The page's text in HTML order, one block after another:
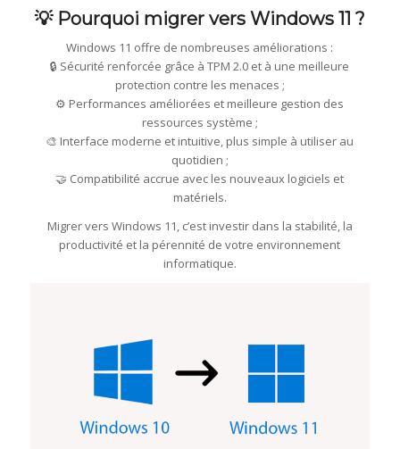
💡 Pourquoi migrer vers Windows 11 ?
Windows 11 offre de nombreuses améliorations :
🔒 Sécurité renforcée grâce à TPM 2.0 et à une meilleure
protection contre les menaces ;
⚙️ Performances améliorées et meilleure gestion des
ressources système ;
🎨 Interface moderne et intuitive, plus simple à utiliser au
quotidien ;
🤝 Compatibilité accrue avec les nouveaux logiciels et
matériels.
Migrer vers Windows 11, c’est investir dans la stabilité, la
productivité et la pérennité de votre environnement
informatique.